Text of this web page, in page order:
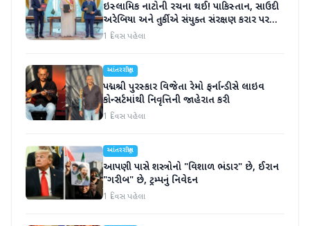
ઇસ્લામિક નાટોની રચના થઈ! પાકિસ્તાન, સાઉદી
અરેબિયા અને તુર્કીએ સંયુક્ત સંરક્ષણ કરાર પર
હસ્તાક્ષર
1 દિવસ પહેલા
આંતરરાષ્ટ્રીય
પદ્મશ્રી પુરસ્કાર વિજેતા રેમો ફર્નાન્ડીસે લાઇવ
કોન્સર્ટમાંથી નિવૃત્તિની જાહેરાત કરી
1 દિવસ પહેલા
આંતરરાષ્ટ્રીય
આપણી પાસે શસ્ત્રોનો "વિશાળ ભંડાર" છે, ઈરાન
"ગરીબ" છે, ટ્રમ્પનું નિવેદન
1 દિવસ પહેલા